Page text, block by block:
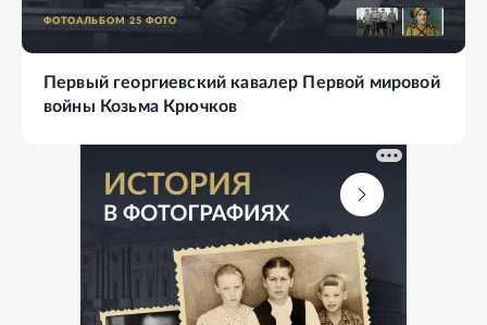
ФОТОАЛЬБОМ 25 ФОТО
Первый георгиевский кавалер Первой мировой
войны Козьма Крючков